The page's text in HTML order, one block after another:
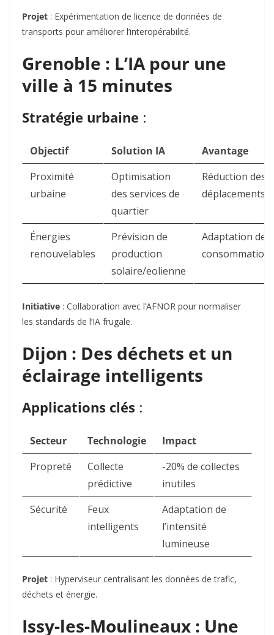
Projet : Expérimentation de licence de données de
transports pour améliorer l’interopérabilité.
Grenoble : L’IA pour une
ville à 15 minutes
Stratégie urbaine :
Objectif Solution IA
Avantage
Proximité
urbaine
Optimisation
des services de
quartier
Réduction des
déplacements
Énergies
renouvelables
Prévision de
production
solaire/eolienne
Adaptation des
Initiative : Collaboration avec l’AFNOR pour normaliser
les standards de l’IA frugale.
Dijon : Des déchets et un
éclairage intelligents
Applications clés :
Secteur Technologie
Impact
Propreté
Collecte
prédictive
-20% de collectes
inutiles
Sécurité
Feux
intelligents
Adaptation de
l’intensité
lumineuse
Projet : Hyperviseur centralisant les données de trafic,
déchets et énergie.
Issy-les-Moulineaux : Une